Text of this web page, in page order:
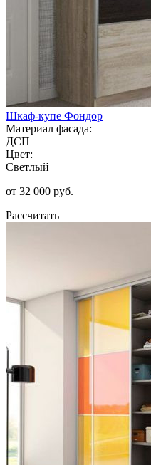
Шкаф-купе Фондор
Материал фасада:
ДСП
Цвет:
Светлый
от 32 000 руб.
Рассчитать